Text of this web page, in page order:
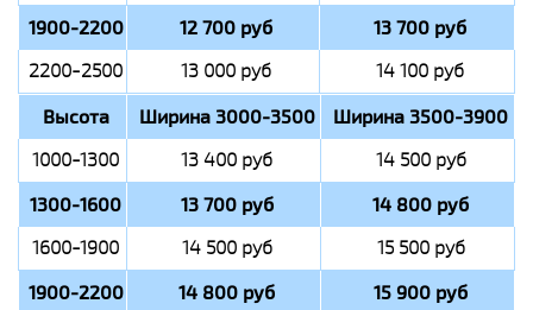
1900-2200 12 700 руб 13 700 руб
2200-2500 13 000 руб 14 100 руб
Высота Ширина 3000-3500 Ширина 3500-3900
1000-1300 13 400 руб 14 500 руб
1300-1600 13 700 руб 14 800 руб
1600-1900 14 500 руб 15 500 руб
1900-2200 14 800 руб 15 900 руб